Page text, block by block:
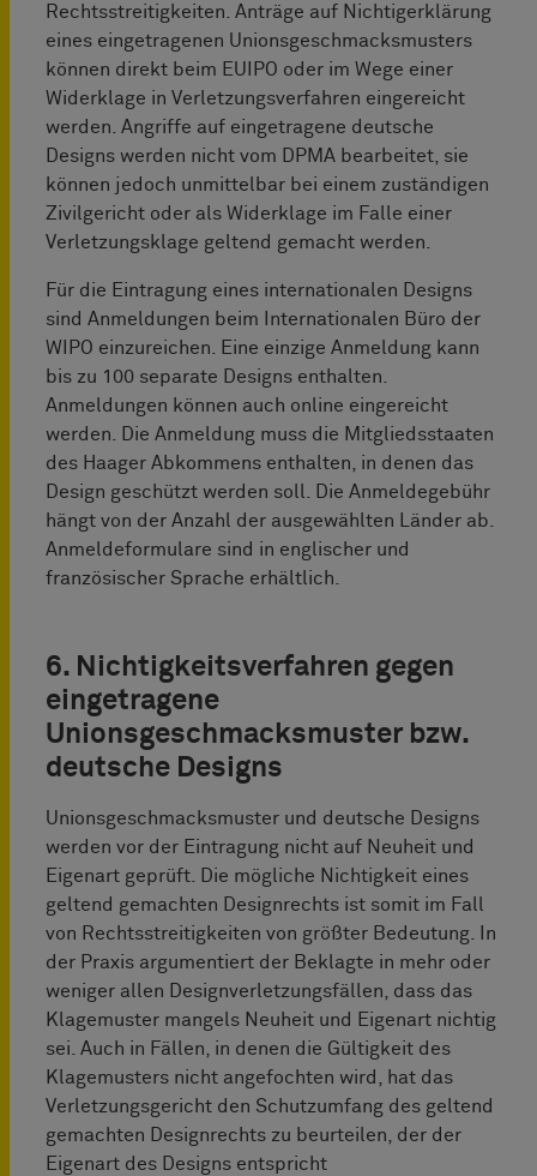
Rechtsstreitigkeiten. Anträge auf Nichtigerklärung
eines eingetragenen Unionsgeschmacksmusters
können direkt beim EUIPO oder im Wege einer
Widerklage in Verletzungsverfahren eingereicht
werden. Angriffe auf eingetragene deutsche
Designs werden nicht vom DPMA bearbeitet, sie
können jedoch unmittelbar bei einem zuständigen
Zivilgericht oder als Widerklage im Falle einer
Verletzungsklage geltend gemacht werden.
Für die Eintragung eines internationalen Designs
sind Anmeldungen beim Internationalen Büro der
WIPO einzureichen. Eine einzige Anmeldung kann
bis zu 100 separate Designs enthalten.
Anmeldungen können auch online eingereicht
werden. Die Anmeldung muss die Mitgliedsstaaten
des Haager Abkommens enthalten, in denen das
Design geschützt werden soll. Die Anmeldegebühr
hängt von der Anzahl der ausgewählten Länder ab.
Anmeldeformulare sind in englischer und
französischer Sprache erhältlich.
6. Nichtigkeitsverfahren gegen
eingetragene
Unionsgeschmacksmuster bzw.
deutsche Designs
Unionsgeschmacksmuster und deutsche Designs
werden vor der Eintragung nicht auf Neuheit und
Eigenart geprüft. Die mögliche Nichtigkeit eines
geltend gemachten Designrechts ist somit im Fall
von Rechtsstreitigkeiten von größter Bedeutung. In
der Praxis argumentiert der Beklagte in mehr oder
weniger allen Designverletzungsfällen, dass das
Klagemuster mangels Neuheit und Eigenart nichtig
sei. Auch in Fällen, in denen die Gültigkeit des
Klagemusters nicht angefochten wird, hat das
Verletzungsgericht den Schutzumfang des geltend
gemachten Designrechts zu beurteilen, der der
Eigenart des Designs entspricht